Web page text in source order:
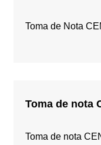
Toma de Nota
Toma de nota
Toma de nota